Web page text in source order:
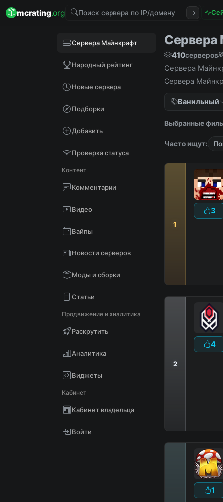
mcrating.org
Сервера Майнкрафт
Народный рейтинг
Новые сервера
Подборки
Добавить
Проверка статуса
Контент
Комментарии
Видео
Вайпы
Новости серверов
Моды и сборки
Статьи
Продвижение и аналитика
Раскрутить
Аналитика
Виджеты
Кабинет
Кабинет владельца
Войти
Сервера
410серверов
Сервера
Сервера
Ванильный
Выбранные
Часто ищут:
1
3
2
4
1